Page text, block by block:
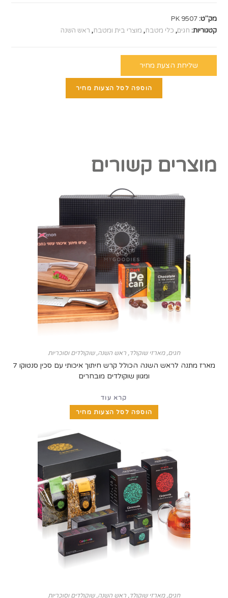
מק"ט:PK 9507
קטגוריות: חגים, כלי מטבח, מוצרי בית ומטבח, ראש השנה
שליחת הצעת מחיר
הוספה לסל הצעות מחיר
מוצרים קשורים
חגים,מארזי שוקולד, ראש השנה,שוקולדים וסוכריות
מארז מתנה לראש השנה הכולל קרש חיתוך איכותי עם סכין סנטוקו 7
ומגוון שוקולדים מובחרים
קרא עוד
הוספה לסל הצעות מחיר
חגים,מארזי שוקולד, ראש השנה,שוקולדים וסוכריות